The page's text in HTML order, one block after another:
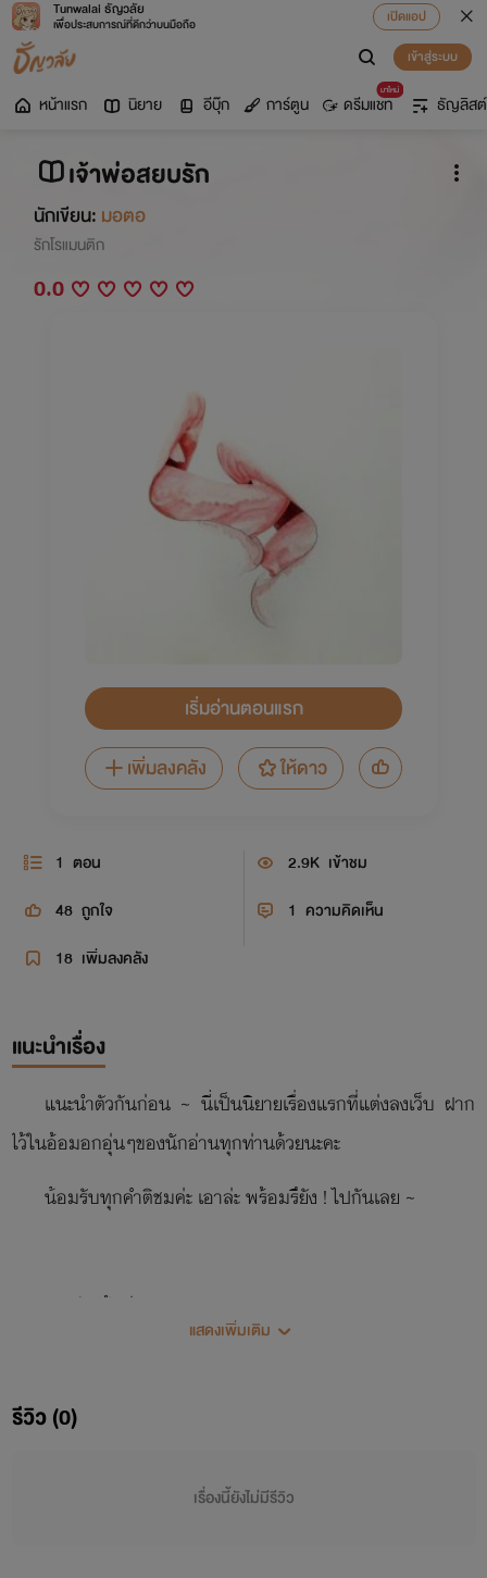
Tunwalai ธัญวลัย
เพื่อประสบการณ์ที่ดีกว่าบนมือถือ
เปิดแอป
เข้าสู่ระบบ
หน้าแรก นิยาย อีบุ๊ก การ์ตูน
มาใหม่
ดรีมแชท ธัญลิสต์
เจ้าพ่อสยบรัก
นักเขียน: มอตอ
รักโรแมนติก
0.0
เริ่มอ่านตอนแรก
เพิ่มลงคลัง
ให้ดาว
1 ตอน 2.9K เข้าชม
48 ถูกใจ 1 ความคิดเห็น
18 เพิ่มลงคลัง
แนะนำเรื่อง
แนะนำตัวกันก่อน ~ นี่เป็นนิยายเรื่องแรกที่แต่งลงเว็บ ฝาก
ไว้ในอ้อมอกอุ่นๆของนักอ่านทุกท่านด้วยนะคะ
น้อมรับทุกคำติชมค่ะ เอาล่ะ พร้อมรึยัง ! ไปกันเลย ~
สยบรักเจ้าพ่อ
'อเดล'คนนี้ไปทำอะไรให้ผู้ชายบ้าอำนาจคนนั้นกัน นี่มันชีวิตจริง
นะไม่ใช่นิยายและบ้านเมืองก็มีขื่อมีแป แต่ผู้ชายคนนั้น 'เกรย์'
แสดงเพิ่มเติม
รีวิว (0)
เรื่องนี้ยังไม่มีรีวิว